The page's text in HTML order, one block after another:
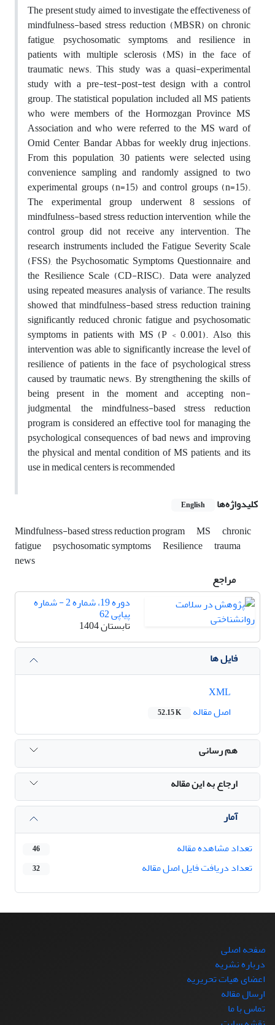
The present study aimed to investigate the effectiveness of
mindfulness-based stress reduction (MBSR) on chronic
fatigue, psychosomatic symptoms, and resilience in
patients with multiple sclerosis (MS) in the face of
traumatic news. This study was a quasi-experimental
study with a pre-test-post-test design with a control
group. The statistical population included all MS patients
who were members of the Hormozgan Province MS
Association and who were referred to the MS ward of
Omid Center, Bandar Abbas for weekly drug injections.
From this population, 30 patients were selected using
convenience sampling and randomly assigned to two
experimental groups (n=15) and control groups (n=15).
The experimental group underwent 8 sessions of
mindfulness-based stress reduction intervention, while the
control group did not receive any intervention. The
research instruments included the Fatigue Severity Scale
(FSS), the Psychosomatic Symptoms Questionnaire, and
the Resilience Scale (CD-RISC). Data were analyzed
using repeated measures analysis of variance. The results
showed that mindfulness-based stress reduction training
significantly reduced chronic fatigue and psychosomatic
symptoms in patients with MS (P < 0.001). Also, this
intervention was able to significantly increase the level of
resilience of patients in the face of psychological stress
caused by traumatic news. By strengthening the skills of
being present in the moment and accepting non-
judgmental, the mindfulness-based stress reduction
program is considered an effective tool for managing the
psychological consequences of bad news and improving
the physical and mental condition of MS patients, and its
use in medical centers is recommended
کلیدواژه‌ها
English
Mindfulness-based stress reduction program MS
chronic
fatigue
psychosomatic symptoms Resilience
trauma
news
مراجع
دوره 19، شماره 2 - شماره
پیاپی 62
تابستان 1404
فایل ها
اصل مقاله
52.15 K
هم رسانی
ارجاع به این مقاله
آمار
تعداد مشاهده مقاله
46
تعداد دریافت فایل اصل مقاله 32
صفحه اصلی
درباره نشریه
اعضای هیات تحریریه
ارسال مقاله
تماس با ما